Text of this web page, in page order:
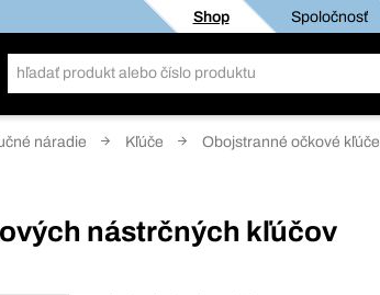
Shop Spoločnosť
náradie Kľúče Obojstranné očkové kľúče
nástrčných kľúčov